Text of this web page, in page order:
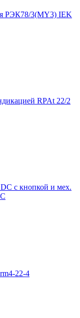
РЭК78/3(MY3) IEK
RPAt 22/2
с кнопкой и мех.
22-4